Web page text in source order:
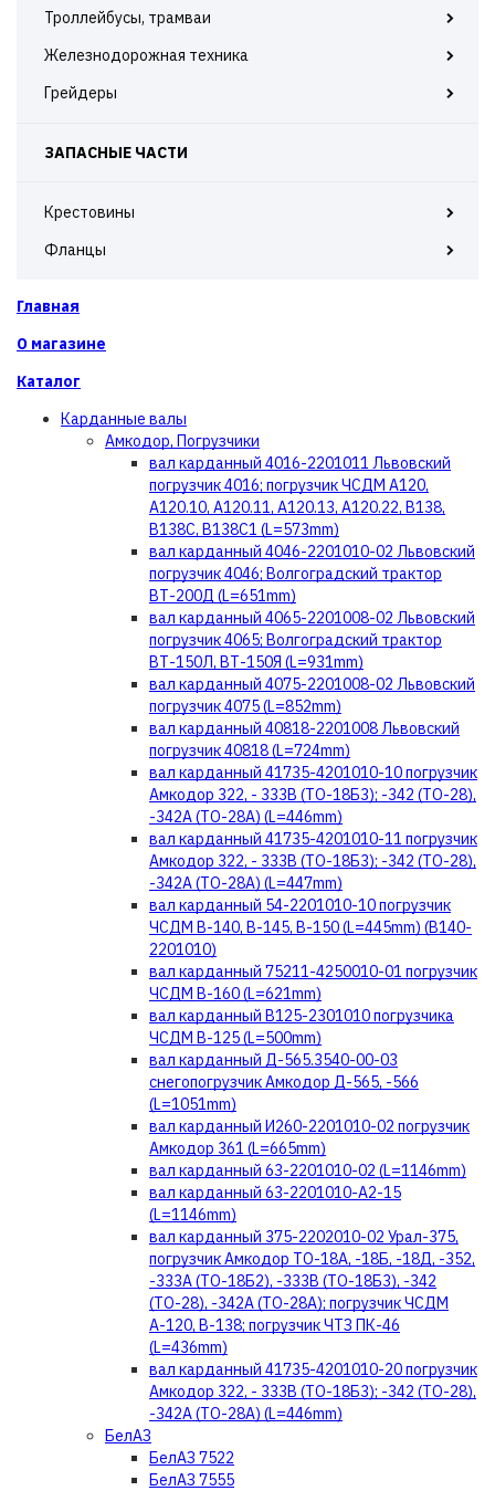
Самосвалы 53212
Самосвалы 4308
Самосвалы 43118
Троллейбусы, трамваи
Железнодорожная техника
Грейдеры
ЗАПАСНЫЕ ЧАСТИ
Крестовины
Фланцы
Главная
О магазине
Каталог
Карданные валы
Амкодор, Погрузчики
вал карданный 4016-2201011 Львовский
погрузчик 4016; погрузчик ЧСДМ А120,
А120.10, А120.11, А120.13, А120.22, В138,
В138С, В138С1 (L=573mm)
вал карданный 4046-2201010-02 Львовский
погрузчик 4046; Волгоградский трактор
ВТ-200Д (L=651mm)
вал карданный 4065-2201008-02 Львовский
погрузчик 4065; Волгоградский трактор
ВТ-150Л, ВТ-150Я (L=931mm)
вал карданный 4075-2201008-02 Львовский
погрузчик 4075 (L=852mm)
вал карданный 40818-2201008 Львовский
погрузчик 40818 (L=724mm)
вал карданный 41735-4201010-10 погрузчик
Амкодор 322, - 333В (ТО-18Б3); -342 (ТО-28),
-342А (ТО-28А) (L=446mm)
вал карданный 41735-4201010-11 погрузчик
Амкодор 322, - 333В (ТО-18Б3); -342 (ТО-28),
-342А (ТО-28А) (L=447mm)
вал карданный 54-2201010-10 погрузчик
ЧСДМ В-140, В-145, В-150 (L=445mm) (В140-
2201010)
вал карданный 75211-4250010-01 погрузчик
ЧСДМ В-160 (L=621mm)
вал карданный В125-2301010 погрузчика
ЧСДМ В-125 (L=500mm)
вал карданный Д-565.3540-00-03
снегопогрузчик Амкодор Д-565, -566
(L=1051mm)
вал карданный И260-2201010-02 погрузчик
Амкодор 361 (L=665mm)
вал карданный 63-2201010-02 (L=1146mm)
вал карданный 63-2201010-А2-15
(L=1146mm)
вал карданный 375-2202010-02 Урал-375,
погрузчик Амкодор ТО-18А, -18Б, -18Д, -352,
-333А (ТО-18Б2), -333В (ТО-18Б3), -342
(ТО-28), -342А (ТО-28А); погрузчик ЧСДМ
А-120, В-138; погрузчик ЧТЗ ПК-46
(L=436mm)
вал карданный 41735-4201010-20 погрузчик
Амкодор 322, - 333В (ТО-18Б3); -342 (ТО-28),
-342А (ТО-28А) (L=446mm)
БелАЗ
БелАЗ 7522
БелАЗ 7555